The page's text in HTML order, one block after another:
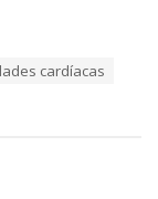
cardíacas